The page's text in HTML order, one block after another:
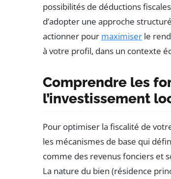
possibilités de déductions
d’adopter une approche
actionner pour maximiser le
à votre profil, dans un contexte
Comprendre les
l’investissement
Pour optimiser la fiscalité de
les mécanismes de base qui
comme des revenus fonciers et
La nature du bien (résidence